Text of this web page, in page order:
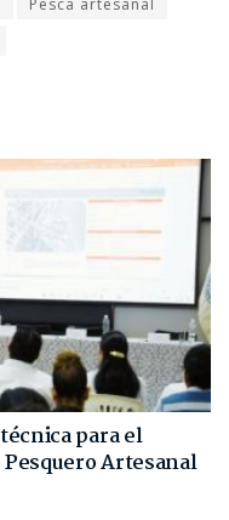
para el
Artesanal